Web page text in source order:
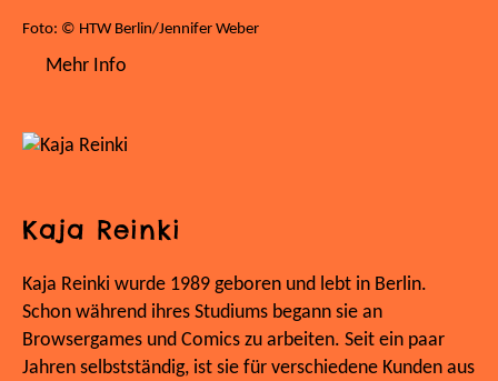
Foto: © HTW Berlin/Jennifer Weber
Mehr Info
Kaja Reinki
Kaja Reinki wurde 1989 geboren und lebt in Berlin.
Schon während ihres Studiums begann sie an
Browsergames und Comics zu arbeiten. Seit ein paar
Jahren selbstständig, ist sie für verschiedene Kunden aus